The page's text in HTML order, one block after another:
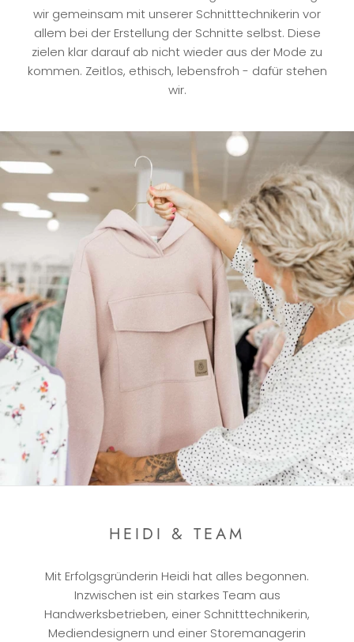
wir gemeinsam mit unserer Schnitttechnikerin vor
allem bei der Erstellung der Schnitte selbst. Diese
zielen klar darauf ab nicht wieder aus der Mode zu
kommen. Zeitlos, ethisch, lebensfroh - dafür stehen
wir.
HEIDI & TEAM
Mit Erfolgsgründerin Heidi hat alles begonnen.
Inzwischen ist ein starkes Team aus
Handwerksbetrieben, einer Schnitttechnikerin,
Mediendesignern und einer Storemanagerin